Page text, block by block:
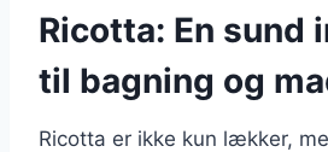
Ricotta: En sund
til bagning og
Ricotta er ikke kun lækker,